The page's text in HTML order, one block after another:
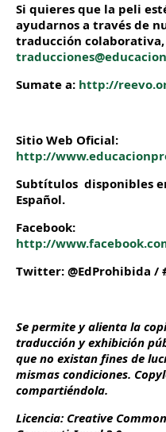
Si quieres que la peli
ayudarnos a través de
traducción
Sumate a: http://
Sitio Web Oficial:
http://
Subtítulos disponibles
Español.
Facebook:
http://
Twitter: @EdProhibida /
Se permite y alienta la
traducción y exhibición
que no existan fines de
mismas condiciones.
compartiéndola.
Licencia: Creative